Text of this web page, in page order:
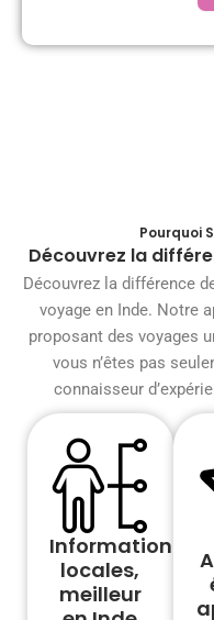
Pourquoi
Découvrez la
Découvrez la différence
voyage en Inde. Notre
proposant des voyages
vous n’êtes pas
connaisseur
Informations
locales,
meilleur